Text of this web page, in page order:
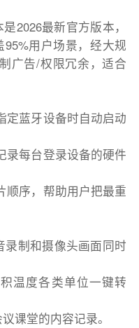
2026最新官方版本，
用户场景，经大规
广告/权限冗余，适合
定蓝牙设备时自动启动
录每台登录设备的硬件
顺序，帮助用户把最重
制和摄像头画面同时
温度各类单位一键转
课堂的内容记录。